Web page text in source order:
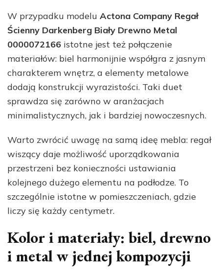
W przypadku modelu Actona Company Regał
Ścienny Darkenberg Biały Drewno Metal
0000072166 istotne jest też połączenie
materiałów: biel harmonijnie współgra z jasnym
charakterem wnętrz, a elementy metalowe
dodają konstrukcji wyrazistości. Taki duet
sprawdza się zarówno w aranżacjach
minimalistycznych, jak i bardziej nowoczesnych.
Warto zwrócić uwagę na samą ideę mebla: regał
wiszący daje możliwość uporządkowania
przestrzeni bez konieczności ustawiania
kolejnego dużego elementu na podłodze. To
szczególnie istotne w pomieszczeniach, gdzie
liczy się każdy centymetr.
Kolor i materiały: biel, drewno
i metal w jednej kompozycji